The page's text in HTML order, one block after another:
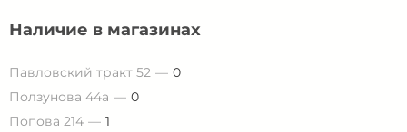
Наличие в магазинах
Павловский тракт 52
0
Ползунова 44а
0
Попова 214
1